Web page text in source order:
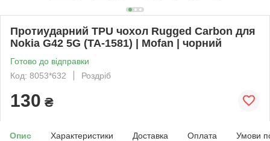
Протиударний TPU чохол Rugged Carbon для
Nokia G42 5G (TA-1581) | Mofan | чорний
Готово до відправки
Код: 8053*632
Роздріб
130 ₴
Опис Характеристики Доставка Оплата Умови